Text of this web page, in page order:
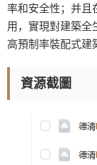
率和安全性；并且
用，實現對建築全
高預制率裝配式建
資源截圖